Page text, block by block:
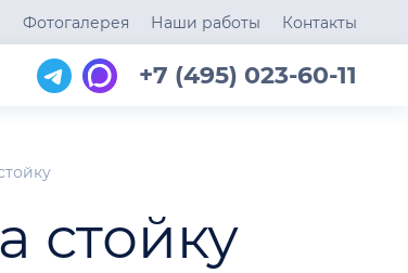
Фотогалерея Наши работы Контакты
+7 (495) 023-60-11
стойку